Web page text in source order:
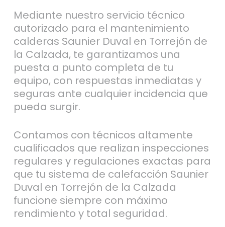
Mediante nuestro servicio técnico
autorizado para el mantenimiento
calderas Saunier Duval en Torrejón de
la Calzada, te garantizamos una
puesta a punto completa de tu
equipo, con respuestas inmediatas y
seguras ante cualquier incidencia que
pueda surgir.
Contamos con técnicos altamente
cualificados que realizan inspecciones
regulares y regulaciones exactas para
que tu sistema de calefacción Saunier
Duval en Torrejón de la Calzada
funcione siempre con máximo
rendimiento y total seguridad.